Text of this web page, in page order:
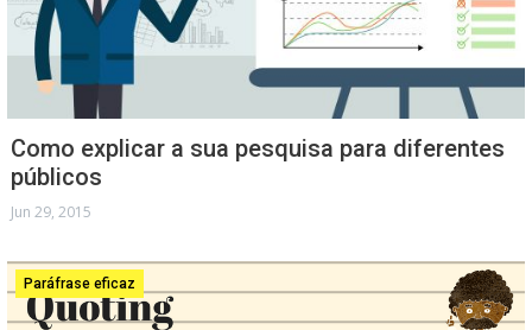
Como explicar a sua pesquisa para diferentes
públicos
Jun 29, 2015
Paráfrase eficaz